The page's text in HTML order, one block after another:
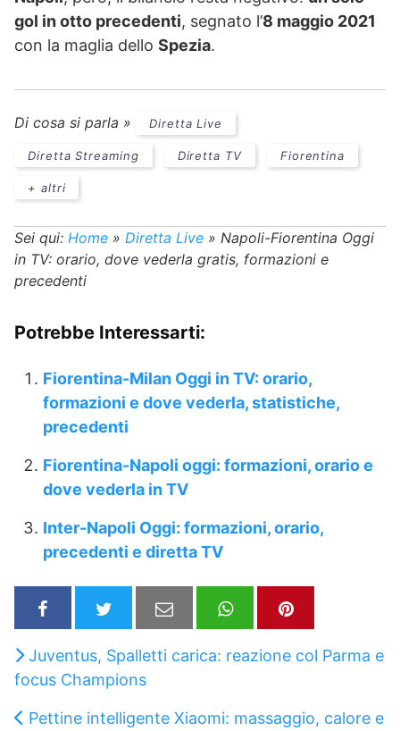
gol in otto precedenti, segnato l’8 maggio 2021
con la maglia dello Spezia.
Di cosa si parla » Diretta Live
Diretta Streaming Diretta TV Fiorentina
+ altri
Sei qui: Home » Diretta Live » Napoli-Fiorentina Oggi
in TV: orario, dove vederla gratis, formazioni e
precedenti
Potrebbe Interessarti:
Fiorentina-Milan Oggi in TV: orario,
formazioni e dove vederla, statistiche,
precedenti
Fiorentina-Napoli oggi: formazioni, orario e
dove vederla in TV
Inter-Napoli Oggi: formazioni, orario,
precedenti e diretta TV
Juventus, Spalletti carica: reazione col Parma e
focus Champions
Pettine intelligente Xiaomi: massaggio, calore e